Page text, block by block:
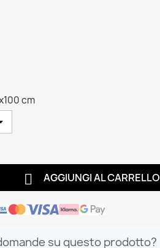
cm
 AGGIUNGI AL CARRELLO
su questo prodotto?